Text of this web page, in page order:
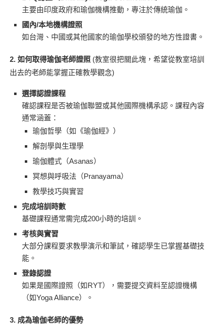
主要由印度政府和瑜伽機構推動，專注於傳統瑜伽。
國內/本地機構證照
如台灣、中國或其他國家的瑜伽學校頒發的地方性證書。
2. 如何取得瑜伽老師證照 (教室很把關此塊，希望從教室培訓
出去的老師能掌握正確教學觀念)
選擇認證課程
確認課程是否被瑜伽聯盟或其他國際機構承認。課程內容
通常涵蓋：
瑜伽哲學（如《瑜伽經》）
解剖學與生理學
瑜伽體式（Asanas）
冥想與呼吸法（Pranayama）
教學技巧與實習
完成培訓時數
基礎課程通常需完成200小時的培訓。
考核與實習
大部分課程要求教學演示和筆試，確認學生已掌握基礎技
能。
登錄認證
如果是國際證照（如RYT），需要提交資料至認證機構
（如Yoga Alliance）。
3. 成為瑜伽老師的優勢